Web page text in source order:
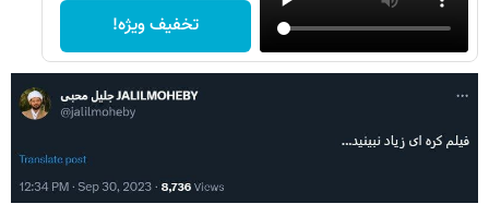
تخفیف ویژه!